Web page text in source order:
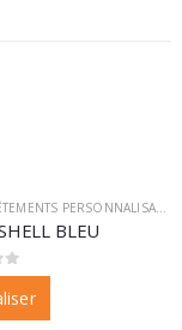
PERSONNALISABLES
BLEU